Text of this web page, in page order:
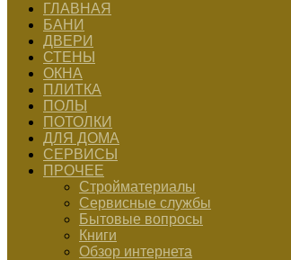
ГЛАВНАЯ
БАНИ
ДВЕРИ
СТЕНЫ
ОКНА
ПЛИТКА
ПОЛЫ
ПОТОЛКИ
ДЛЯ ДОМА
СЕРВИСЫ
ПРОЧЕЕ
Стройматериалы
Сервисные службы
Бытовые вопросы
Книги
Обзор интернета